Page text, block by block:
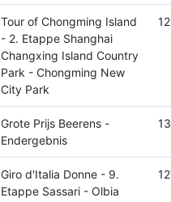
Tour of Chongming Island
- 2. Etappe Shanghai
Changxing Island Country
Park - Chongming New
City Park
Grote Prijs Beerens -
Endergebnis
Giro d'Italia Donne - 9.
Etappe Sassari - Olbia